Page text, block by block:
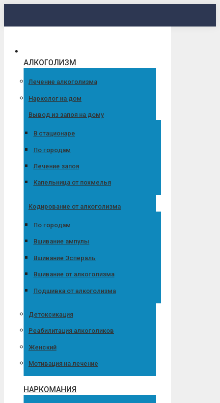
АЛКОГОЛИЗМ
Лечение алкоголизма
Нарколог на дом
Вывод из запоя на дому
В стационаре
По городам
Лечение запоя
Капельница от похмелья
Кодирование от алкоголизма
По городам
Вшивание ампулы
Вшивание Эспераль
Вшивание от алкоголизма
Подшивка от алкоголизма
Детоксикация
Реабилитация алкоголиков
Женский
Мотивация на лечение
НАРКОМАНИЯ